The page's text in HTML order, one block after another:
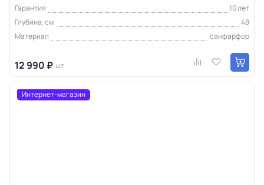
Гарантия
10 лет
Глубина, см
48
Материал
санфарфор
12 990 ₽ шт
Интернет-магазин